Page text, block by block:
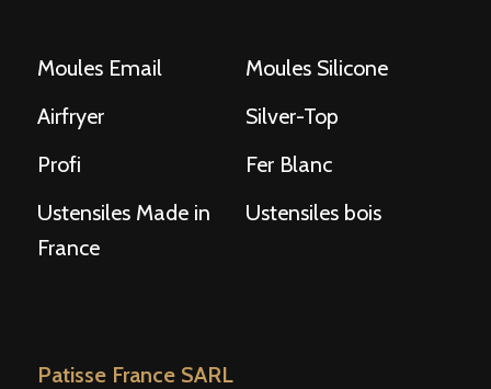
Moules Email
Moules Silicone
Airfryer
Silver-Top
Profi
Fer Blanc
Ustensiles Made in
France
Ustensiles bois
Patisse France SARL